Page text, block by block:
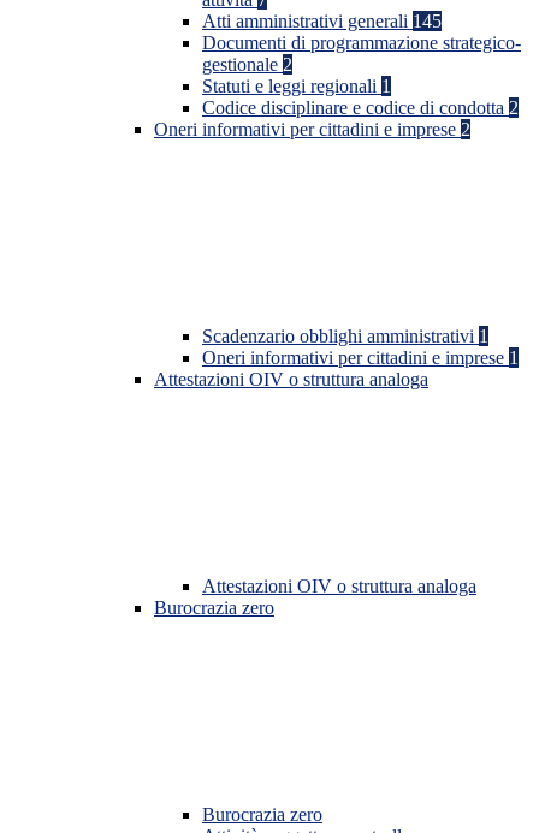
Atti amministrativi generali 145
Documenti di programmazione strategico-
gestionale 2
Statuti e leggi regionali 1
Codice disciplinare e codice di condotta 2
Oneri informativi per cittadini e imprese 2
Scadenzario obblighi amministrativi 1
Oneri informativi per cittadini e imprese 1
Attestazioni OIV o struttura analoga
Attestazioni OIV o struttura analoga
Burocrazia zero
Burocrazia zero